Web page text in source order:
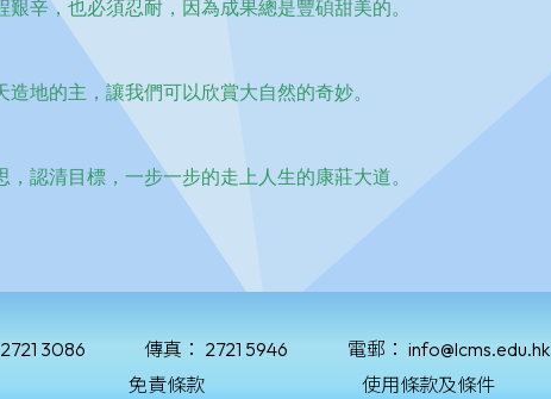
2721 3086 傳真： 2721 5946 電郵： info@lcms.edu.hk
免責條款 使用條款及條件